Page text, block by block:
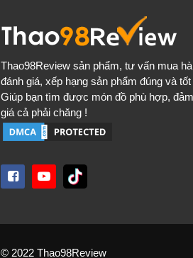
Thao98Review sản phẩm, tư vấn mua
đánh giá, xếp hạng sản phẩm đúng và tốt
Giúp bạn tìm được món đồ phù hợp,
giá cả phải chăng !
© 2022 Thao98Review